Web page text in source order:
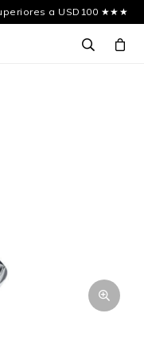
a USD100 ★★★